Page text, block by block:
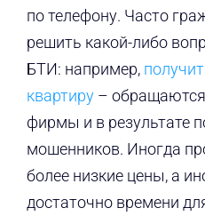
по телефону. Часто
решить какой-либо
БТИ: например,
квартиру–
фирмы и в результате
мошенников. Иногда
более низкие цены, а
достаточно времени